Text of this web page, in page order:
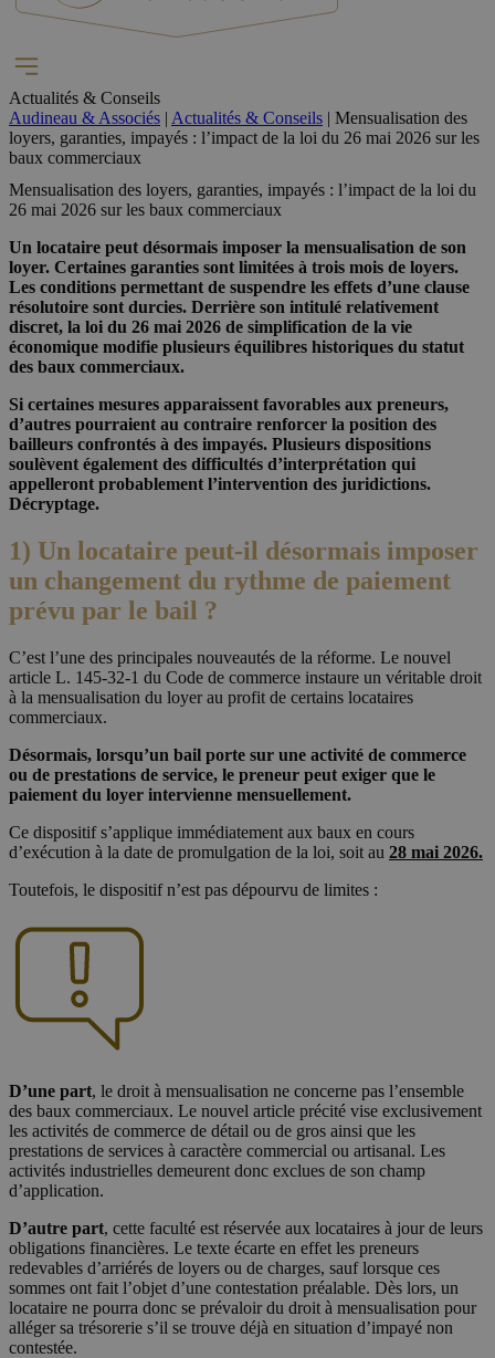
Actualités & Conseils
Audineau & Associés | Actualités & Conseils | Mensualisation des
loyers, garanties, impayés : l’impact de la loi du 26 mai 2026 sur les
baux commerciaux
Mensualisation des loyers, garanties, impayés : l’impact de la loi du
26 mai 2026 sur les baux commerciaux
Un locataire peut désormais imposer la mensualisation de son
loyer. Certaines garanties sont limitées à trois mois de loyers.
Les conditions permettant de suspendre les effets d’une clause
résolutoire sont durcies. Derrière son intitulé relativement
discret, la loi du 26 mai 2026 de simplification de la vie
économique modifie plusieurs équilibres historiques du statut
des baux commerciaux.
Si certaines mesures apparaissent favorables aux preneurs,
d’autres pourraient au contraire renforcer la position des
bailleurs confrontés à des impayés. Plusieurs dispositions
soulèvent également des difficultés d’interprétation qui
appelleront probablement l’intervention des juridictions.
Décryptage.
1) Un locataire peut-il désormais imposer
un changement du rythme de paiement
prévu par le bail ?
C’est l’une des principales nouveautés de la réforme. Le nouvel
article L. 145-32-1 du Code de commerce instaure un véritable droit
à la mensualisation du loyer au profit de certains locataires
commerciaux.
Désormais, lorsqu’un bail porte sur une activité de commerce
ou de prestations de service, le preneur peut exiger que le
paiement du loyer intervienne mensuellement.
Ce dispositif s’applique immédiatement aux baux en cours
d’exécution à la date de promulgation de la loi, soit au 28 mai 2026.
Toutefois, le dispositif n’est pas dépourvu de limites :
D’une part, le droit à mensualisation ne concerne pas l’ensemble
des baux commerciaux. Le nouvel article précité vise exclusivement
les activités de commerce de détail ou de gros ainsi que les
prestations de services à caractère commercial ou artisanal. Les
activités industrielles demeurent donc exclues de son champ
d’application.
D’autre part, cette faculté est réservée aux locataires à jour de leurs
obligations financières. Le texte écarte en effet les preneurs
redevables d’arriérés de loyers ou de charges, sauf lorsque ces
sommes ont fait l’objet d’une contestation préalable. Dès lors, un
locataire ne pourra donc se prévaloir du droit à mensualisation pour
alléger sa trésorerie s’il se trouve déjà en situation d’impayé non
contestée.